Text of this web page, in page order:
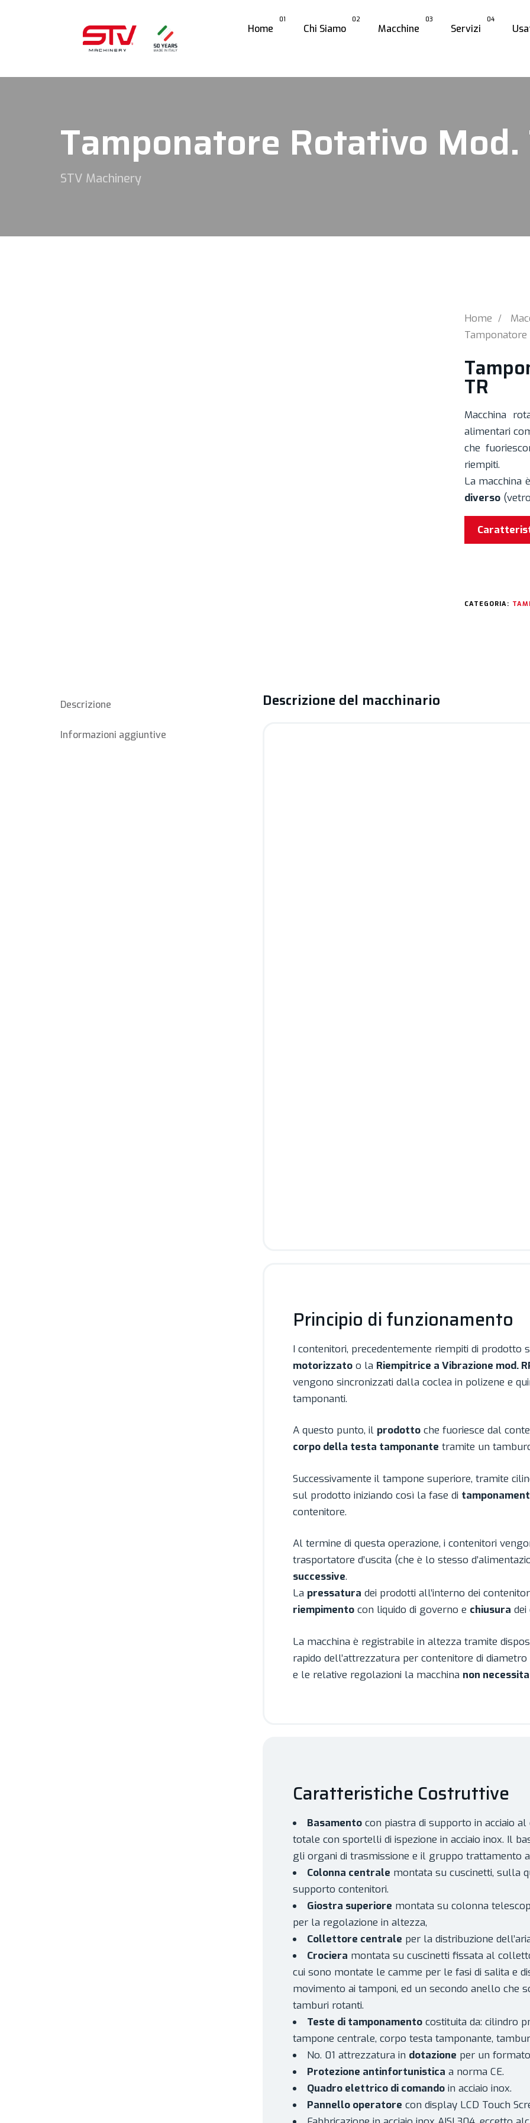
Home
01
Chi Siamo
02
Macchine
03
Servizi
04
Tamponatore Rotativo Mod.
STV Machinery
Home
Tamponatore
TR
Macchina
alimentari
che
riempiti.
La macchina
diverso
CATEGORIA:
Descrizione
Informazioni aggiuntive
Descrizione del macchinario
Principio di funzionamento
I contenitori, precedentemente riempiti di prodotto
motorizzatoo la Riempitrice a Vibrazione mod.
vengono sincronizzati dalla coclea in polizene e
tamponanti.
A questo punto, il prodottoche fuoriesce dal
corpo della testa tamponante tramite un
Successivamente il tampone superiore, tramite
sul prodotto iniziando così la fase di
contenitore.
Al termine di questa operazione, i contenitori
trasportatore d’uscita (che è lo stesso
successive.
La pressatura dei prodotti all’interno dei
riempimentocon liquido di governo e chiusura dei
La macchina è registrabile in altezza tramite
rapido dell’attrezzatura per contenitore di
e le relative regolazioni la macchina non
Caratteristiche Costruttive
Basamentocon piastra di supporto in acciaio
totale con sportelli di ispezione in acciaio inox. Il
gli organi di trasmissione e il gruppo trattamento
Colonna centrale montata su cuscinetti, sulla
supporto contenitori.
Giostra superiore montata su colonna
per la regolazione in altezza,
Collettore centrale per la distribuzione
Crociera montata su cuscinetti fissata al
cui sono montate le camme per le fasi di salita e
movimento ai tamponi, ed un secondo anello che
tamburi rotanti.
Teste di tamponamentocostituita da: cilindro
tampone centrale, corpo testa tamponante,
No. 01 attrezzatura in dotazione per un
Protezione antinfortunistica a norma CE.
Quadro elettrico di comandoin acciaio inox.
Pannello operatore con display LCD Touch